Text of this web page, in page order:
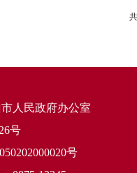
人民政府办公室
号
号